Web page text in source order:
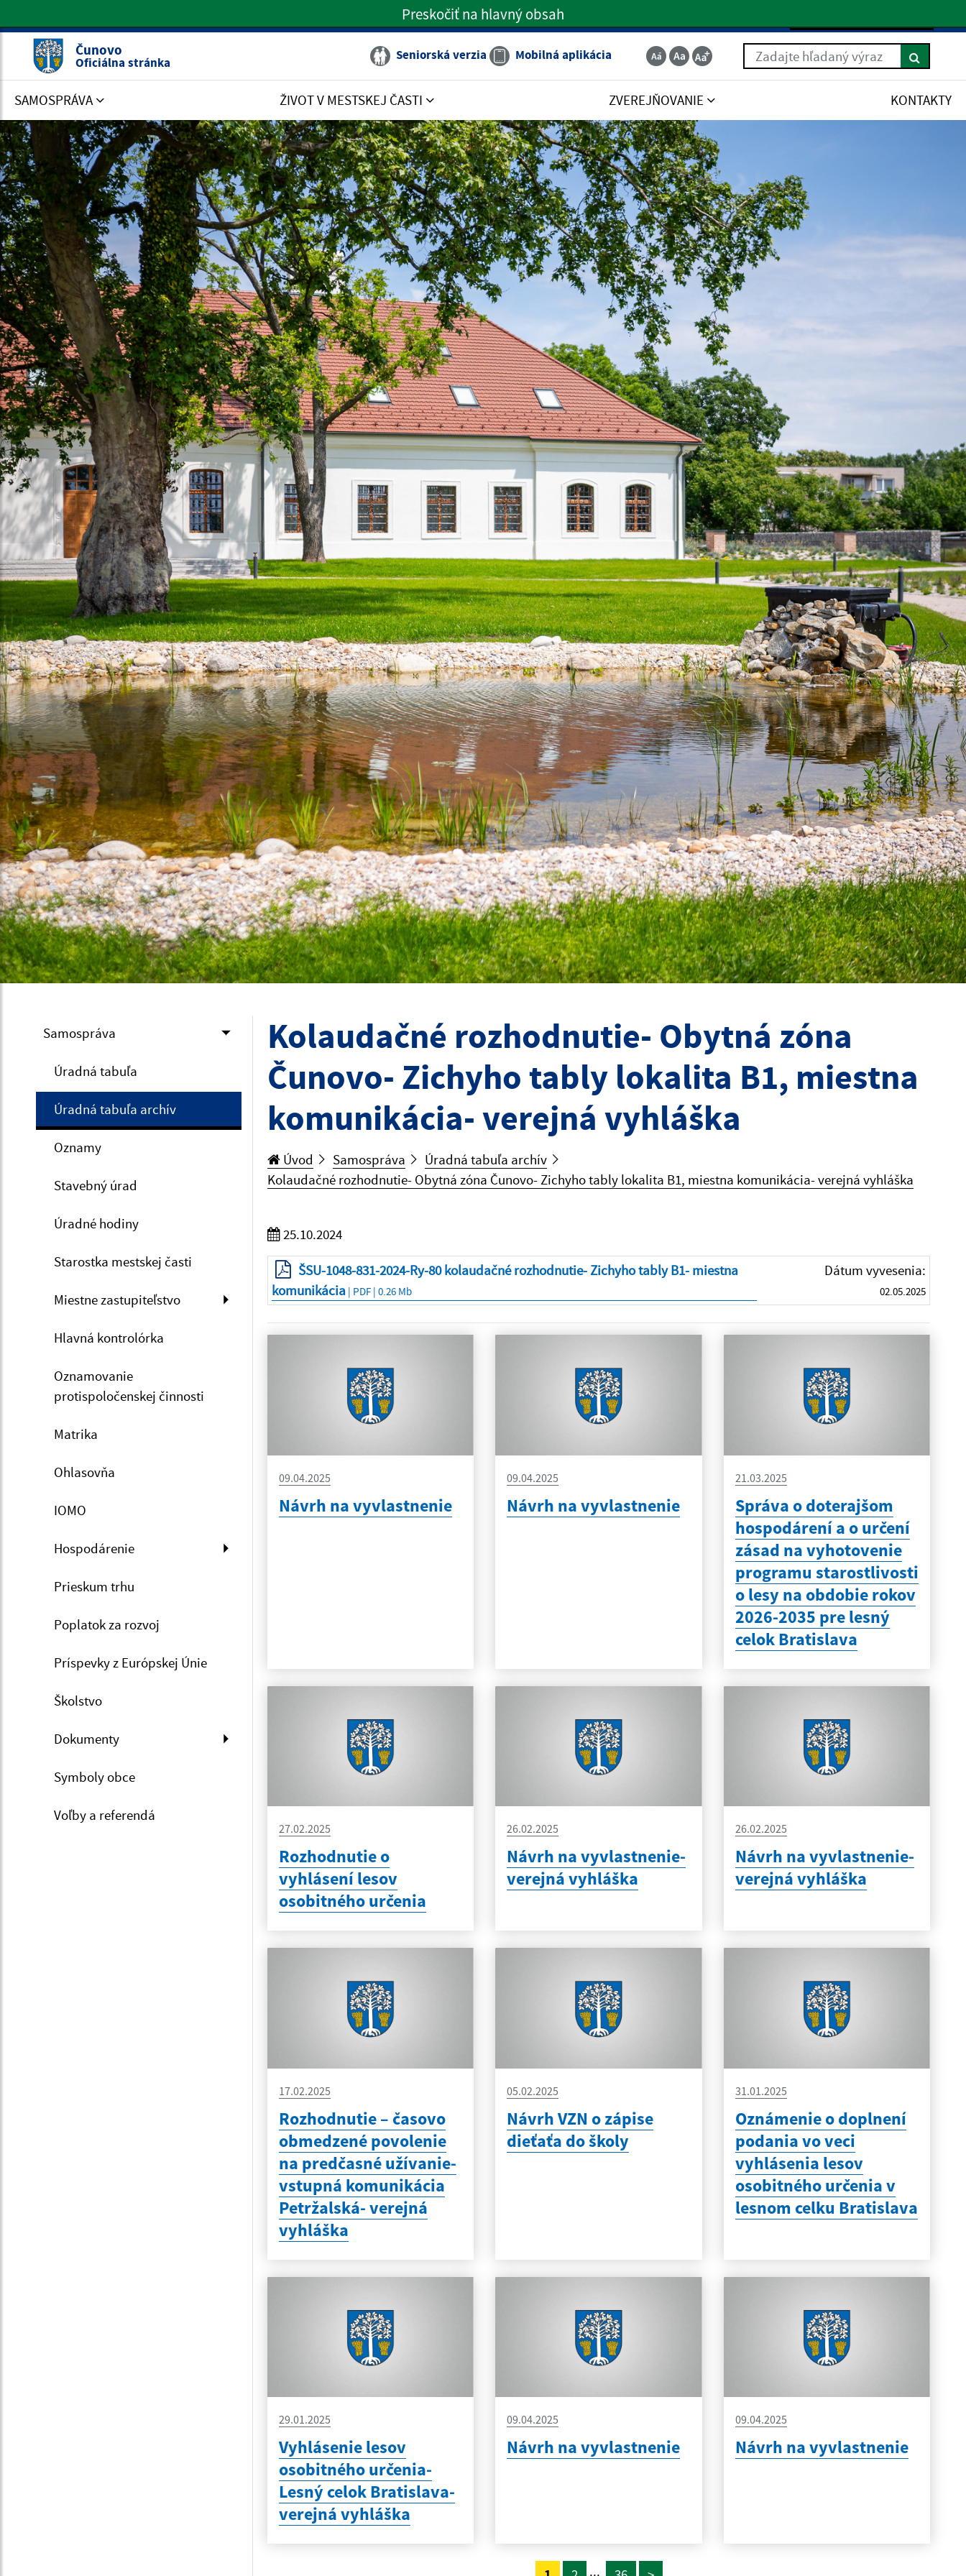
Preskočiť na hlavné menu
Preskočiť na hlavný obsah
Čunovo
Oficiálna stránka Seniorská verzia Mobilná aplikácia Zadajte hľadaný výraz
SAMOSPRÁVA ŽIVOT V MESTSKEJ ČASTI ZVEREJŇOVANIE KONTAKTY
Samospráva
Úradná tabuľa
Úradná tabuľa archív
Oznamy
Stavebný úrad
Úradné hodiny
Starostka mestskej časti
Miestne zastupiteľstvo
Hlavná kontrolórka
Oznamovanie
protispoločenskej činnosti
Matrika
Ohlasovňa
IOMO
Hospodárenie
Prieskum trhu
Poplatok za rozvoj
Príspevky z Európskej Únie
Školstvo
Dokumenty
Symboly obce
Voľby a referendá
Kolaudačné rozhodnutie- Obytná zóna
Čunovo- Zichyho tably lokalita B1, miestna
komunikácia- verejná vyhláška
Úvod Samospráva
Úradná tabuľa archív
Kolaudačné rozhodnutie- Obytná zóna Čunovo- Zichyho tably lokalita B1, miestna komunikácia- verejná vyhláška
25.10.2024
ŠSU-1048-831-2024-Ry-80 kolaudačné rozhodnutie- Zichyho tably B1- miestna
komunikácia | PDF | 0.26 Mb
Dátum vyvesenia:
02.05.2025
09.04.2025
Návrh na vyvlastnenie
09.04.2025
Návrh na vyvlastnenie
21.03.2025
Správa o doterajšom
hospodárení a o určení
zásad na vyhotovenie
programu starostlivosti
o lesy na obdobie rokov
2026-2035 pre lesný
celok Bratislava
27.02.2025
Rozhodnutie o
vyhlásení lesov
osobitného určenia
26.02.2025
Návrh na vyvlastnenie-
verejná vyhláška
26.02.2025
Návrh na vyvlastnenie-
verejná vyhláška
17.02.2025
Rozhodnutie – časovo
obmedzené povolenie
na predčasné užívanie-
vstupná komunikácia
Petržalská- verejná
vyhláška
05.02.2025
Návrh VZN o zápise
dieťaťa do školy
31.01.2025
Oznámenie o doplnení
podania vo veci
vyhlásenia lesov
osobitného určenia v
lesnom celku Bratislava
29.01.2025
Vyhlásenie lesov
osobitného určenia-
Lesný celok Bratislava-
verejná vyhláška
09.04.2025
Návrh na vyvlastnenie
09.04.2025
Návrh na vyvlastnenie
...